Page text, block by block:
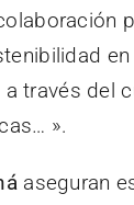
través del
».
aseguran